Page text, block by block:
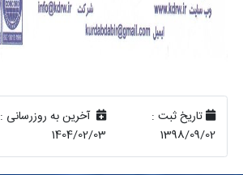
تاریخ ثبت :
1398/09/02
آخرین به روزرسانی :
1404/02/03